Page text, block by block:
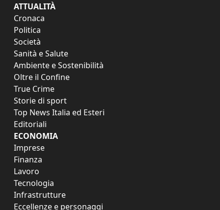
ATTUALITÀ
Cronaca
Politica
Società
Sanità e Salute
Ambiente e Sostenibilità
Oltre il Confine
True Crime
Storie di sport
Top News Italia ed Esteri
Editoriali
ECONOMIA
Imprese
Finanza
Lavoro
Tecnologia
Infrastrutture
Eccellenze e personaggi